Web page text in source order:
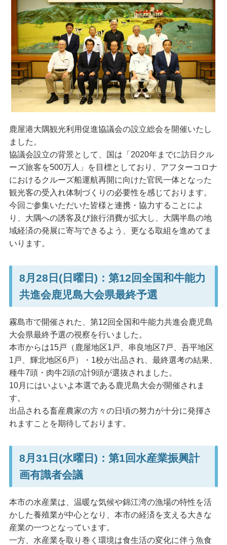
鹿屋港大隅観光利用促進協議会の設立総会を開催いたし
ました。
協議会設立の背景として、国は「2020年までに訪日クル
ーズ旅客を500万人」を目標としており、アフターコロナ
におけるクルーズ船運航再開に向けた官民一体となった
観光客の受入れ体制づくりの必要性を感じております。
今回ご参集いただいた皆様と連携・協力することによ
り、大隅への誘客及び旅行消費が拡大し、大隅半島の地
域経済の発展に寄与できるよう、更なる取組を進めてま
いります。
8月28日(日曜日)：第12回全国和牛能力
共進会鹿児島大会県最終予選
霧島市で開催された、第12回全国和牛能力共進会鹿児島
大会県最終予選の視察を行いました。
本市からは15戸（鹿屋地区1戸、串良地区7戸、吾平地区
1戸、輝北地区6戸）・1校が出品され、最終選考の結果、
種牛7頭・肉牛2頭の計9頭が選抜されました。
10月にはいよいよ本選である鹿児島大会が開催されま
す。
出品される畜産農家の方々の日頃の努力が十分に発揮さ
れますことを期待しております。
8月31日(水曜日)：第1回水産業振興計
画有識者会議
本市の水産業は、温暖な気候や錦江湾の漁場の特性を活
かした養殖業が中心となり、本市の経済を支える大きな
産業の一つとなっています。
一方、水産業を取り巻く環境は食生活の変化に伴う魚食